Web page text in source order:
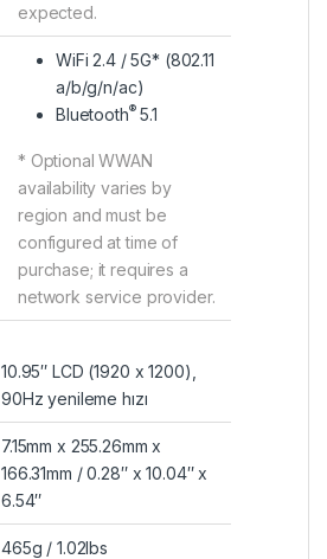
expected.
WiFi 2.4 / 5G* (802.11
a/b/g/n/ac)
Bluetooth®5.1
* Optional WWAN
availability varies by
region and must be
configured at time of
purchase; it requires a
network service provider.
10.95″ LCD (1920 x 1200),
90Hz yenileme hızı
7.15mm x 255.26mm x
166.31mm / 0.28″ x 10.04″ x
6.54″
465g / 1.02lbs